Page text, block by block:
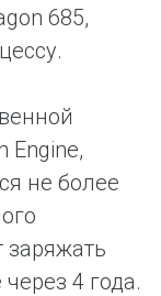
685,
Engine,
не более
заряжать
4 года.